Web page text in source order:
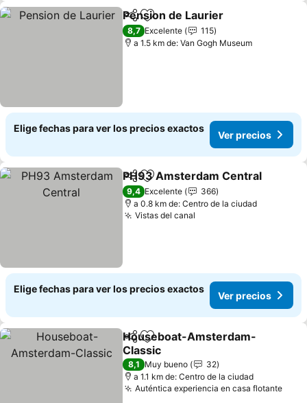
CompartirAgregar a favoritos
Pension de Laurier
8,7 Excelente
115
a 1.5 km de: Van Gogh Museum
Elige fechas para ver los precios exactos
Ver precios
CompartirAgregar a favoritos
PH93 Amsterdam Central
9,4 Excelente
366
a 0.8 km de: Centro de la ciudad
Vistas del canal
Elige fechas para ver los precios exactos
Ver precios
CompartirAgregar a favoritos
Houseboat-Amsterdam-
Classic
8,1 Muy bueno
32
a 1.1 km de: Centro de la ciudad
Auténtica experiencia en casa flotante